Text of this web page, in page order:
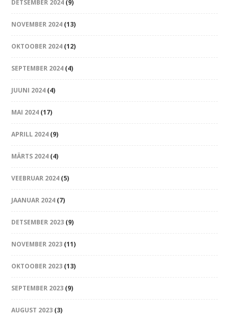
DETSEMBER 2024 (9)
NOVEMBER 2024 (13)
OKTOOBER 2024 (12)
SEPTEMBER 2024 (4)
JUUNI 2024 (4)
MAI 2024 (17)
APRILL 2024 (9)
MÄRTS 2024 (4)
VEEBRUAR 2024 (5)
JAANUAR 2024 (7)
DETSEMBER 2023 (9)
NOVEMBER 2023 (11)
OKTOOBER 2023 (13)
SEPTEMBER 2023 (9)
AUGUST 2023 (3)